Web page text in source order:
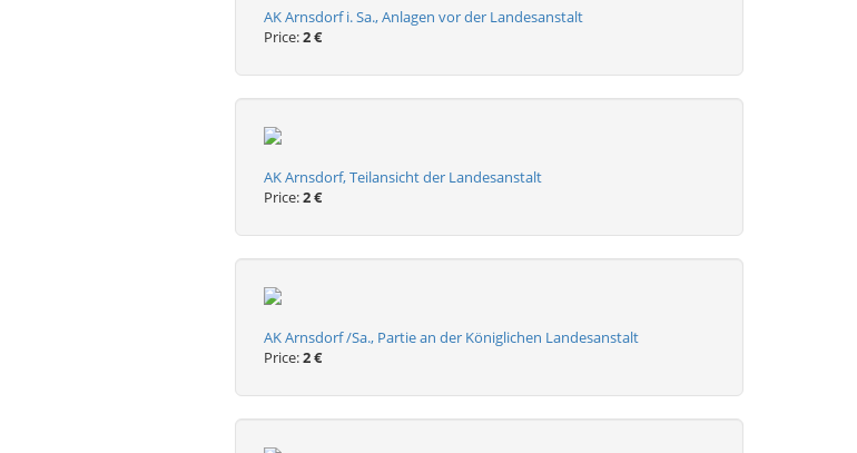
AK Arnsdorf i. Sa., Anlagen vor der Landesanstalt
Price:2 €
AK Arnsdorf, Teilansicht der Landesanstalt
Price:2 €
AK Arnsdorf /Sa., Partie an der Königlichen Landesanstalt
Price:2 €